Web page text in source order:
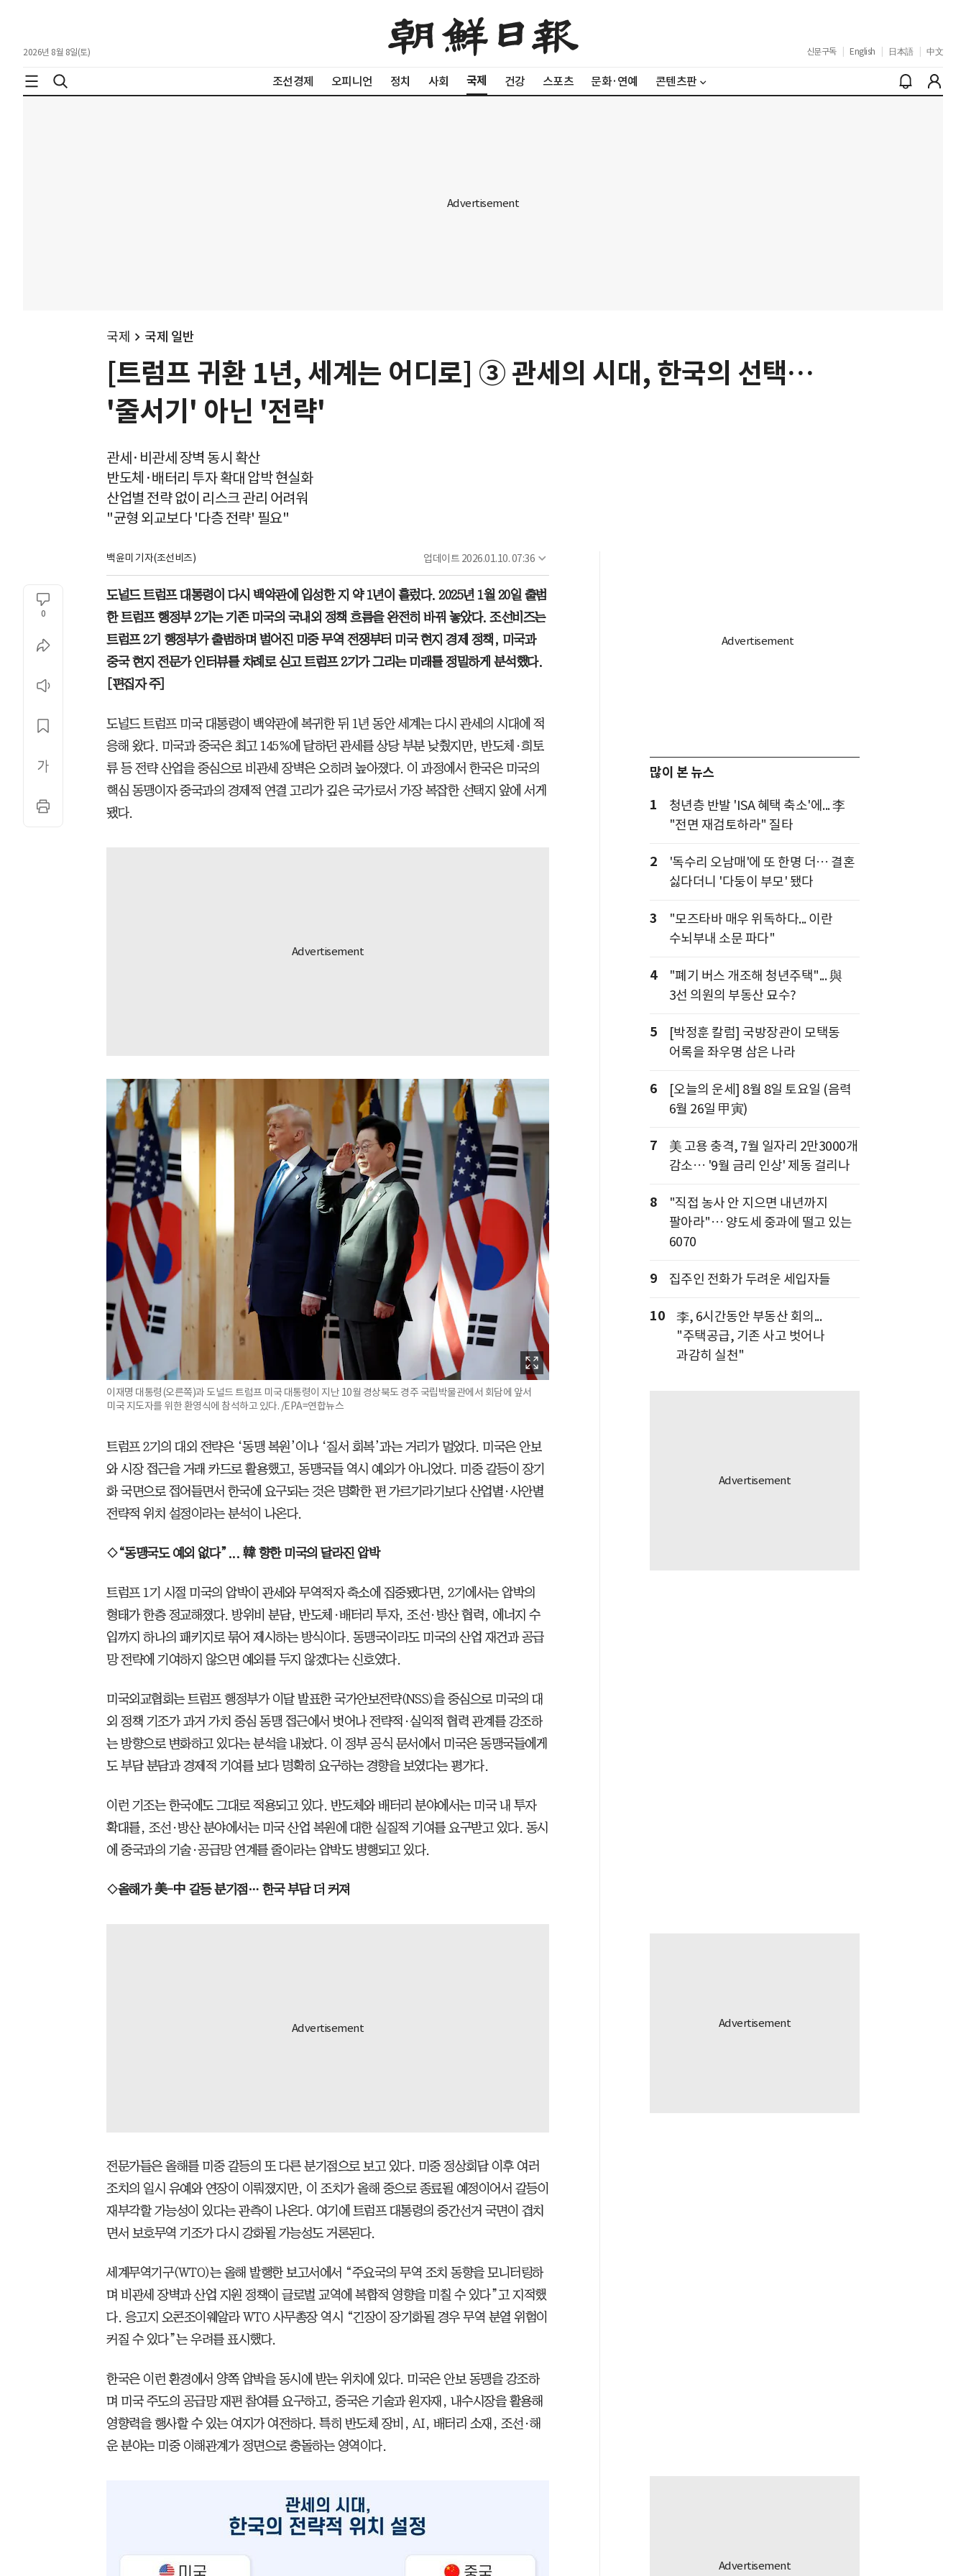
2026년 8월 8일(토) 신문구독 English 日本語 中文
조선경제 오피니언 정치 사회 국제 건강 스포츠 문화·연예 콘텐츠판
국제 국제 일반
[트럼프 귀환 1년, 세계는 어디로] ③ 관세의 시대, 한국의 선택…
'줄서기' 아닌 '전략'
관세·비관세 장벽 동시 확산
반도체·배터리 투자 확대 압박 현실화
산업별 전략 없이 리스크 관리 어려워
"균형 외교보다 '다층 전략' 필요"
백윤미 기자(조선비즈) 업데이트 2026.01.10. 07:36
0
도널드 트럼프 대통령이 다시 백악관에 입성한 지 약 1년이 흘렀다. 2025년 1월 20일 출범
한 트럼프 행정부 2기는 기존 미국의 국내외 정책 흐름을 완전히 바꿔 놓았다. 조선비즈는
트럼프 2기 행정부가 출범하며 벌어진 미중 무역 전쟁부터 미국 현지 경제 정책, 미국과
중국 현지 전문가 인터뷰를 차례로 싣고 트럼프 2기가 그리는 미래를 정밀하게 분석했다.
[편집자 주]
도널드 트럼프 미국 대통령이 백악관에 복귀한 뒤 1년 동안 세계는 다시 관세의 시대에 적
응해 왔다. 미국과 중국은 최고 145%에 달하던 관세를 상당 부분 낮췄지만, 반도체·희토
류 등 전략 산업을 중심으로 비관세 장벽은 오히려 높아졌다. 이 과정에서 한국은 미국의
핵심 동맹이자 중국과의 경제적 연결 고리가 깊은 국가로서 가장 복잡한 선택지 앞에 서게
됐다.
이재명 대통령(오른쪽)과 도널드 트럼프 미국 대통령이 지난 10월 경상북도 경주 국립박물관에서 회담에 앞서
미국 지도자를 위한 환영식에 참석하고 있다. /EPA=연합뉴스
트럼프 2기의 대외 전략은 ‘동맹 복원’이나 ‘질서 회복’과는 거리가 멀었다. 미국은 안보
와 시장 접근을 거래 카드로 활용했고, 동맹국들 역시 예외가 아니었다. 미중 갈등이 장기
화 국면으로 접어들면서 한국에 요구되는 것은 명확한 편 가르기라기보다 산업별·사안별
전략적 위치 설정이라는 분석이 나온다.
◇“동맹국도 예외 없다”... 韓 향한 미국의 달라진 압박
트럼프 1기 시절 미국의 압박이 관세와 무역적자 축소에 집중됐다면, 2기에서는 압박의
형태가 한층 정교해졌다. 방위비 분담, 반도체·배터리 투자, 조선·방산 협력, 에너지 수
입까지 하나의 패키지로 묶어 제시하는 방식이다. 동맹국이라도 미국의 산업 재건과 공급
망 전략에 기여하지 않으면 예외를 두지 않겠다는 신호였다.
미국외교협회는 트럼프 행정부가 이달 발표한 국가안보전략(NSS)을 중심으로 미국의 대
외 정책 기조가 과거 가치 중심 동맹 접근에서 벗어나 전략적·실익적 협력 관계를 강조하
는 방향으로 변화하고 있다는 분석을 내놨다. 이 정부 공식 문서에서 미국은 동맹국들에게
도 부담 분담과 경제적 기여를 보다 명확히 요구하는 경향을 보였다는 평가다.
이런 기조는 한국에도 그대로 적용되고 있다. 반도체와 배터리 분야에서는 미국 내 투자
확대를, 조선·방산 분야에서는 미국 산업 복원에 대한 실질적 기여를 요구받고 있다. 동시
에 중국과의 기술·공급망 연계를 줄이라는 압박도 병행되고 있다.
◇올해가 美-中 갈등 분기점… 한국 부담 더 커져
전문가들은 올해를 미중 갈등의 또 다른 분기점으로 보고 있다. 미중 정상회담 이후 여러
조치의 일시 유예와 연장이 이뤄졌지만, 이 조치가 올해 중으로 종료될 예정이어서 갈등이
재부각할 가능성이 있다는 관측이 나온다. 여기에 트럼프 대통령의 중간선거 국면이 겹치
면서 보호무역 기조가 다시 강화될 가능성도 거론된다.
세계무역기구(WTO)는 올해 발행한 보고서에서 “주요국의 무역 조치 동향을 모니터링하
며 비관세 장벽과 산업 지원 정책이 글로벌 교역에 복합적 영향을 미칠 수 있다”고 지적했
다. 응고지 오콘조이웨알라 WTO 사무총장 역시 “긴장이 장기화될 경우 무역 분열 위험이
커질 수 있다”는 우려를 표시했다.
한국은 이런 환경에서 양쪽 압박을 동시에 받는 위치에 있다. 미국은 안보 동맹을 강조하
며 미국 주도의 공급망 재편 참여를 요구하고, 중국은 기술과 원자재, 내수시장을 활용해
영향력을 행사할 수 있는 여지가 여전하다. 특히 반도체 장비, AI, 배터리 소재, 조선·해
운 분야는 미중 이해관계가 정면으로 충돌하는 영역이다.
많이 본 뉴스
1
청년층 반발 'ISA 혜택 축소'에... 李
"전면 재검토하라" 질타
2
'독수리 오남매'에 또 한명 더… 결혼
싫다더니 '다둥이 부모' 됐다
3
"모즈타바 매우 위독하다... 이란
수뇌부내 소문 파다"
4
"폐기 버스 개조해 청년주택"... 與
3선 의원의 부동산 묘수?
5
[박정훈 칼럼] 국방장관이 모택동
어록을 좌우명 삼은 나라
6
[오늘의 운세] 8월 8일 토요일 (음력
6월 26일 甲寅)
7
美 고용 충격, 7월 일자리 2만3000개
감소… '9월 금리 인상' 제동 걸리나
8
"직접 농사 안 지으면 내년까지
팔아라"… 양도세 중과에 떨고 있는
6070
9 집주인 전화가 두려운 세입자들
10
李, 6시간동안 부동산 회의...
"주택공급, 기존 사고 벗어나
과감히 실천"